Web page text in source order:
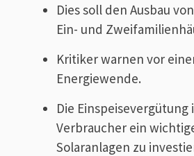
Dies soll den Ausbau
Ein- und
Kritiker warnen vor
Energiewende.
Die Einspeisevergütung
Verbraucher ein
Solaranlagen zu